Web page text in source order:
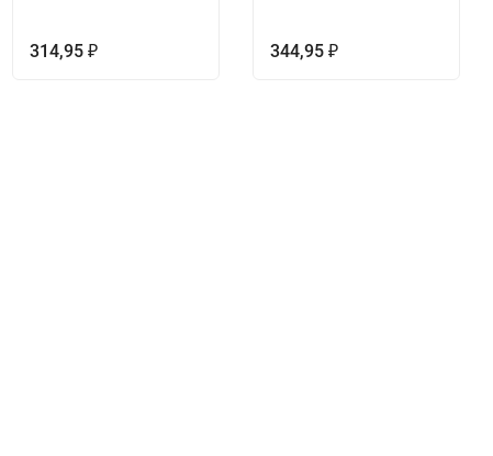
314,95 ₽ 344,95 ₽